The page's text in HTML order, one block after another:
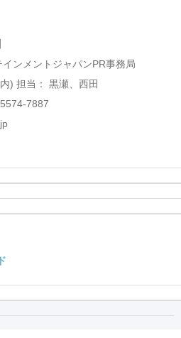
ンメントジャパンPR事務局
) 担当： 黒瀬、西田
7887